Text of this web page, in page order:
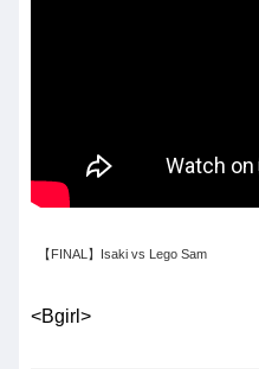
【FINAL】Isaki vs Lego Sam
<Bgirl>